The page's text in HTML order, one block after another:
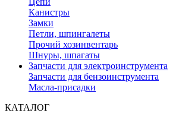
Канистры
Замки
Петли, шпингалеты
Прочий хозинвентарь
Шнуры, шпагаты
Запчасти для электроинструмента
Запчасти для бензоинструмента
Масла-присадки
КАТАЛОГ